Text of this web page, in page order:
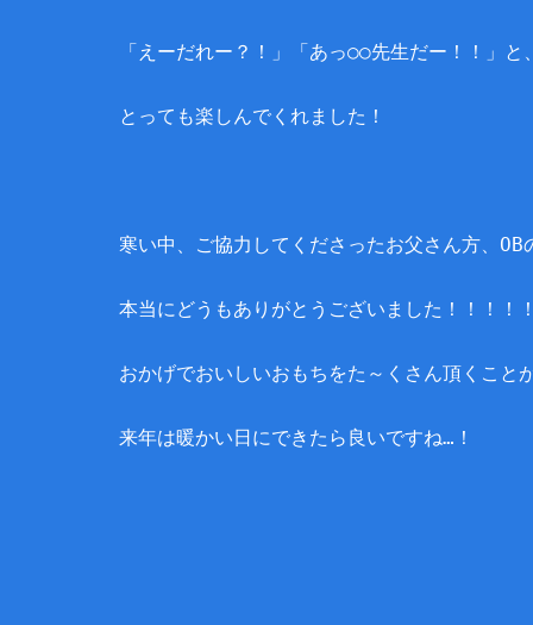
「えーだれー？！」「あっ○○先生だー！！」と
とっても楽しんでくれました！
寒い中、ご協力してくださったお父さん方、OB
本当にどうもありがとうございました！！！！
おかげでおいしいおもちをた～くさん頂くこと
来年は暖かい日にできたら良いですね…！